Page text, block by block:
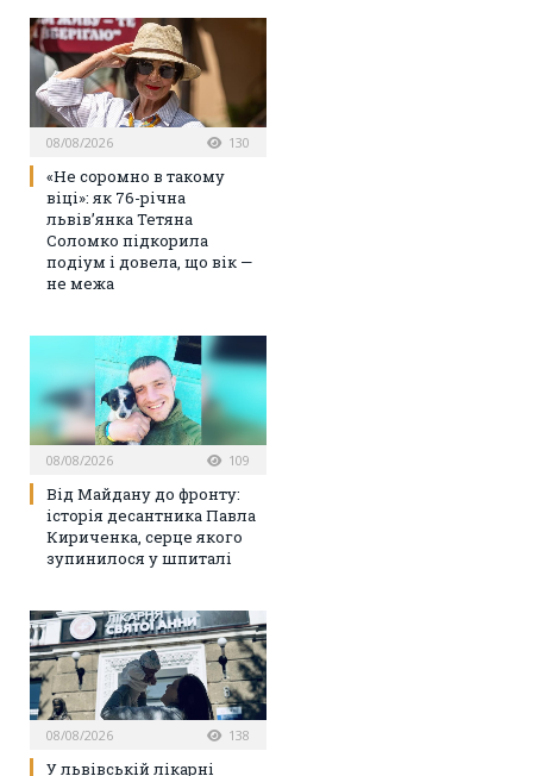
08/08/2026 130
«Не соромно в такому
віці»: як 76-річна
львів’янка Тетяна
Соломко підкорила
подіум і довела, що вік —
не межа
08/08/2026 109
Від Майдану до фронту:
історія десантника Павла
Кириченка, серце якого
зупинилося у шпиталі
08/08/2026 138
У львівській лікарні